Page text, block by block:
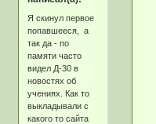
Я скинул первое
попавшееся, а
так да - по
памяти часто
видел Д-30 в
новостях об
учениях. Как то
выкладывали с
какого то сайта